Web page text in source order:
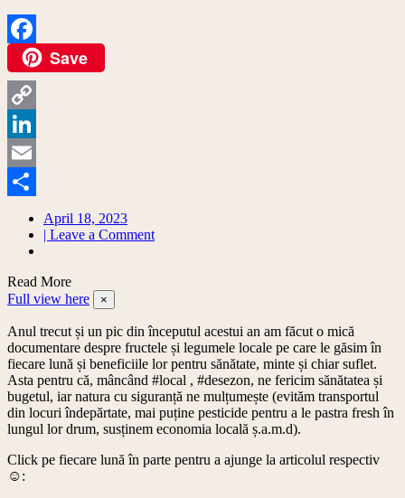
FacebookSave
Copy
Link
LinkedIn
Email
April 18, 2023
| Leave a Commenton
lista
pe
luni.
Read More
Full view here
×
Anul trecut și un pic din începutul acestui an am făcut o mică
documentare despre fructele și legumele locale pe care le găsim în
fiecare lună și beneficiile lor pentru sănătate, minte și chiar suflet.
Asta pentru că, mâncând #local , #desezon, ne fericim sănătatea și
bugetul, iar natura cu siguranță ne mulțumește (evităm transportul
din locuri îndepărtate, mai puține pesticide pentru a le pastra fresh în
lungul lor drum, susținem economia locală ș.a.m.d).
Click pe fiecare lună în parte pentru a ajunge la articolul respectiv
☺️: